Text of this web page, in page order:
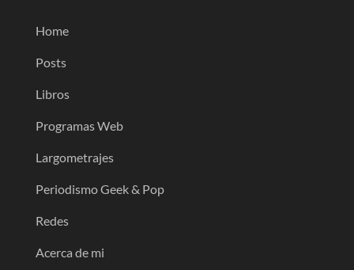
Home
Posts
Libros
Programas Web
Largometrajes
Periodismo Geek & Pop
Redes
Acerca de mi